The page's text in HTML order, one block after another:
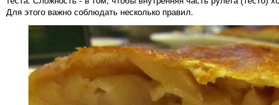
Для этого важно соблюдать несколько правил.